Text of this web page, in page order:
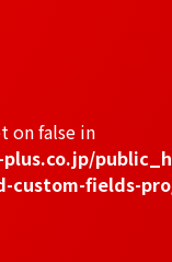
on false in
custom-fields-